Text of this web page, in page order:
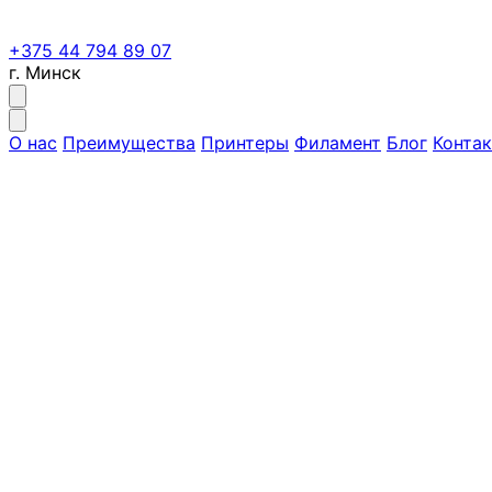
+375 44 794 89 07
г. Минск
О нас Преимущества Принтеры Филамент Блог